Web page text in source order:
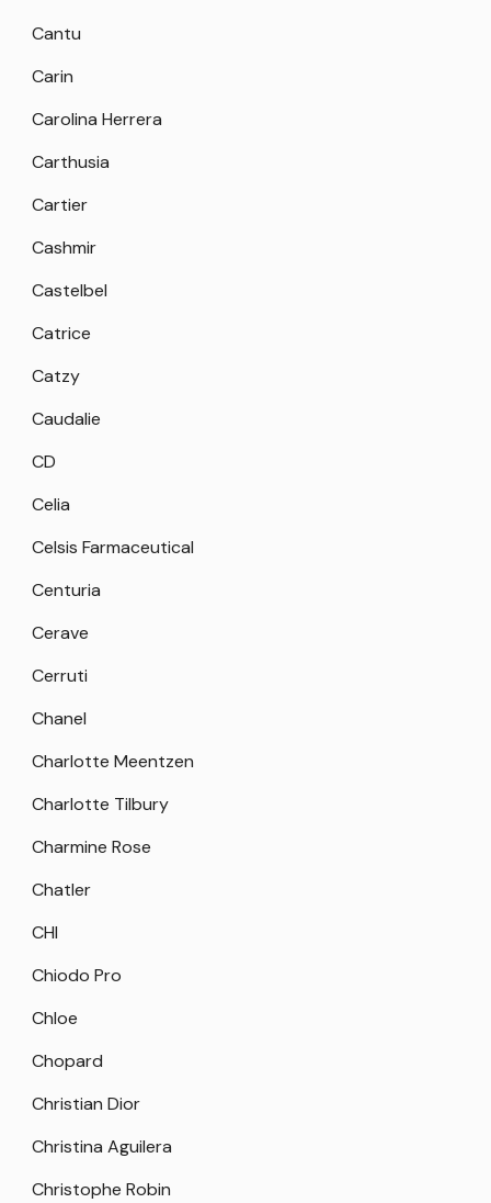
Cantu
Carin
Carolina Herrera
Carthusia
Cartier
Cashmir
Castelbel
Catrice
Catzy
Caudalie
CD
Celia
Celsis Farmaceutical
Centuria
Cerave
Cerruti
Chanel
Charlotte Meentzen
Charlotte Tilbury
Charmine Rose
Chatler
CHI
Chiodo Pro
Chloe
Chopard
Christian Dior
Christina Aguilera
Christophe Robin